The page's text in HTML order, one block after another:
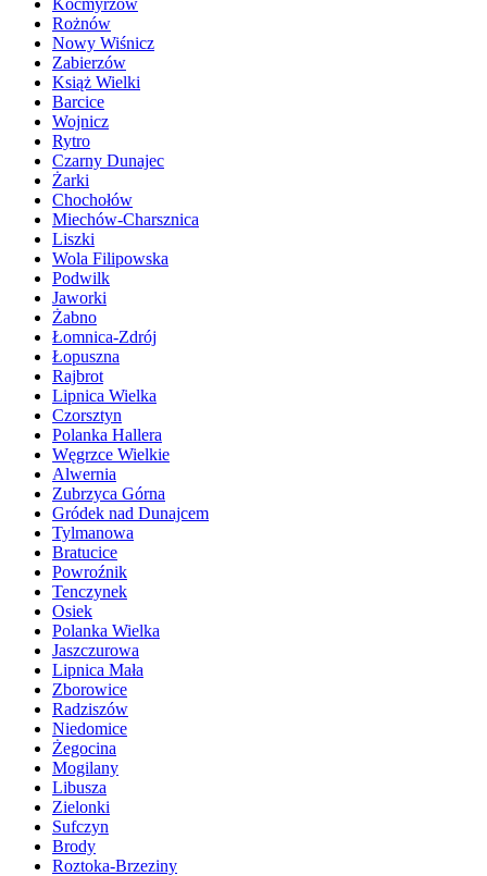
Rożnów
Nowy Wiśnicz
Zabierzów
Książ Wielki
Barcice
Wojnicz
Rytro
Czarny Dunajec
Żarki
Chochołów
Miechów-Charsznica
Liszki
Wola Filipowska
Podwilk
Jaworki
Żabno
Łomnica-Zdrój
Łopuszna
Rajbrot
Lipnica Wielka
Czorsztyn
Polanka Hallera
Węgrzce Wielkie
Alwernia
Zubrzyca Górna
Gródek nad Dunajcem
Tylmanowa
Bratucice
Powroźnik
Tenczynek
Osiek
Polanka Wielka
Jaszczurowa
Lipnica Mała
Zborowice
Radziszów
Niedomice
Żegocina
Mogilany
Libusza
Zielonki
Sufczyn
Brody
Roztoka-Brzeziny